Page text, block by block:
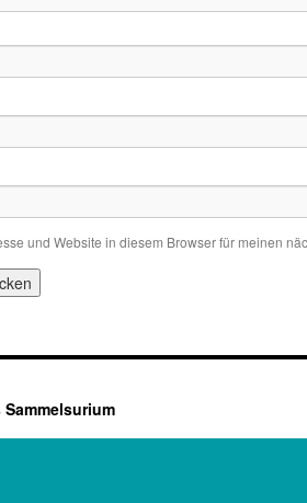
und Website in diesem Browser für meinen